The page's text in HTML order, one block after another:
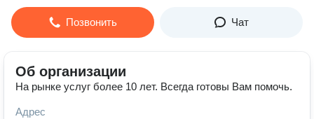
Позвонить Чат
Об организации
На рынке услуг более 10 лет. Всегда готовы Вам помочь.
Адрес